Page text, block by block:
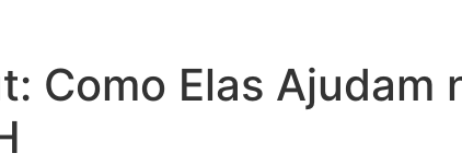
Como Elas Ajudam